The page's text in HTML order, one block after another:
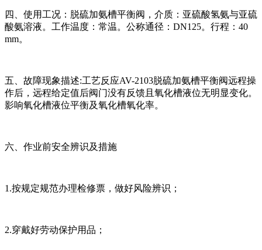
四、使用工况：脱硫加氨槽平衡阀，介质：亚硫酸氢氨与亚硫
酸氨溶液。工作温度：常温。公称通径：DN125。行程：40
mm。
五、故障现象描述:工艺反应AV-2103脱硫加氨槽平衡阀远程操
作后，远程给定值后阀门没有反馈且氧化槽液位无明显变化。
影响氧化槽液位平衡及氧化槽氧化率。
六、作业前安全辨识及措施
1.按规定规范办理检修票，做好风险辨识；
2.穿戴好劳动保护用品；